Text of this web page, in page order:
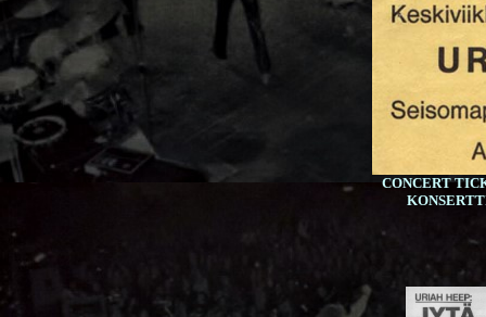
CONCERT